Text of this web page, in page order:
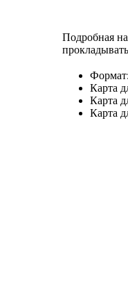
Подробная
Формат:
Карта
Карта
Карта